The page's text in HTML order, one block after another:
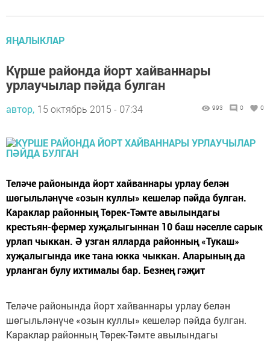
ЯҢАЛЫКЛАР
Күрше районда йорт хайваннары
урлаучылар пәйда булган
автор, 15 октябрь 2015 - 07:34 993 0 0
Теләче районында йорт хайваннары урлау белән
шөгыльләнүче «озын куллы» кешеләр пәйда булган.
Караклар районның Төрек-Тәмте авылындагы
крестьян-фермер хуҗалыгыннан 10 баш нәселле сарык
урлап чыккан. Ә узган ялларда районның «Тукаш»
хуҗалыгында ике тана юкка чыккан. Аларының да
урланган булу ихтималы бар. Безнең гәҗит
Теләче районында йорт хайваннары урлау белән
шөгыльләнүче «озын куллы» кешеләр пәйда булган.
Караклар районның Төрек-Тәмте авылындагы